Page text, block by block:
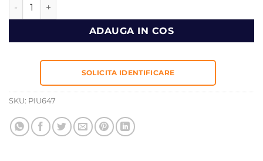
ADAUGA IN COS
SOLICITA IDENTIFICARE
SKU: PIU647